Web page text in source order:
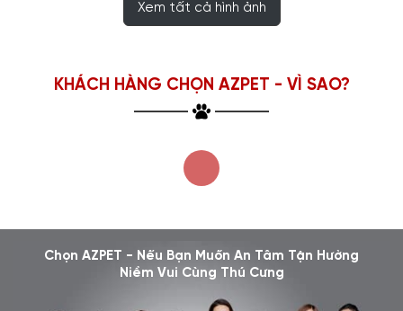
Xem tất cả hình ảnh
KHÁCH HÀNG CHỌN AZPET - VÌ SAO?
Chọn AZPET - Nếu Bạn Muốn An Tâm Tận Hưởng
Niềm Vui Cùng Thú Cưng